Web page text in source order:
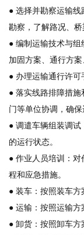
● 选择并勘察运输
勘察，了解路况、桥
● 编制运输技术与组
加固方案、通行方案
● 办理运输通行许
● 落实线路排障措
门等单位协调，确保
● 调遣车辆组装调试
的运行状态。
● 作业人员培训：对
程和应急措施。
● 装车：按照装车方
● 运输：按照运输方
● 卸货：按照卸车方